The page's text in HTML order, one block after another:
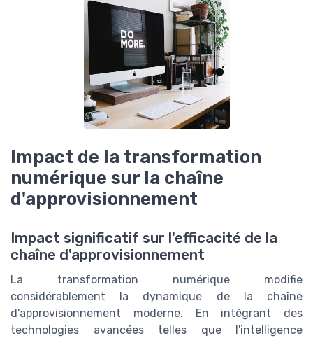
Impact de la transformation
numérique sur la chaîne
d'approvisionnement
Impact significatif sur l'efficacité de la
chaîne d'approvisionnement
La transformation numérique modifie
considérablement la dynamique de la chaîne
d'approvisionnement moderne. En intégrant des
technologies avancées telles que l'intelligence